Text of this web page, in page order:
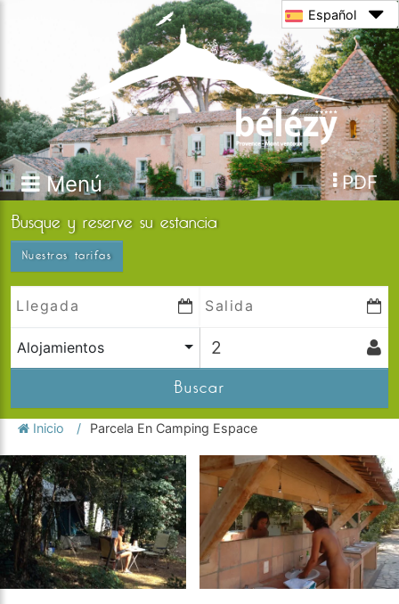
Menú PDF
Español
Busque y reserve su estancia
Nuestras tarifas
Alojamientos
Buscar
Inicio Parcela En Camping Espace